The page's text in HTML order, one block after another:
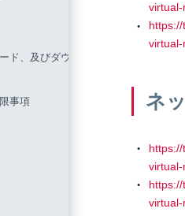
ネ
ド、及びダウンロード
事項